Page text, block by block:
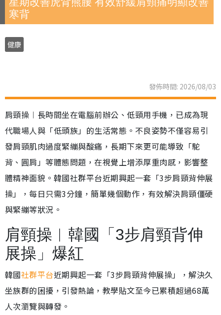
寒背
健康
發佈時間: 2026/08/03
肩頸操︱長時間坐在電腦前辦公、低頸用手機，已成為現
代職場人與「低頭族」的生活常態。不良姿勢不僅容易引
發肩頸肌肉過度緊繃與酸痛，長期下來更可能導致「駝
背、圓肩」等體態問題，在視覺上增添厚重肉感，影響整
體精神面貌。韓國社群平台近期興起一套「3步肩頸背伸展
操」，每日只需3分鐘，簡單幾個動作，有效解決肩頸僵硬
與緊繃等狀況。
肩頸操︱韓國「3步肩頸背伸
展操」爆紅
韓國社群平台近期興起一套「3步肩頸背伸展操」，解決久
坐族群的困擾，引發熱論，教學貼文至今已累積超過68萬
人次瀏覽與轉發。